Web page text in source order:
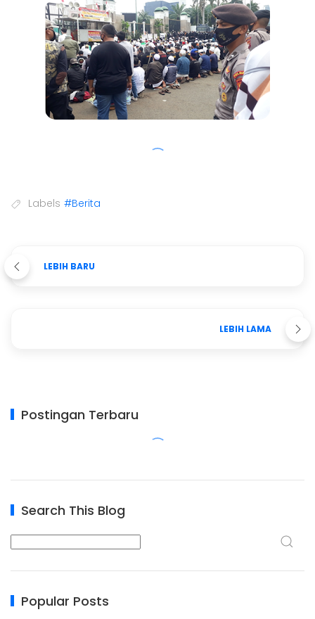
Labels #Berita
LEBIH BARU
LEBIH LAMA
Postingan Terbaru
Search This Blog
Popular Posts